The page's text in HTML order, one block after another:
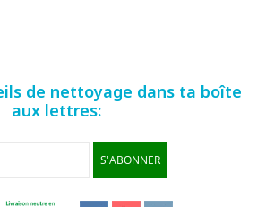
d' entretien:
son premier usage pour éliminer son
de nettoyage dans ta boîte
aux lettres:
S'ABONNER